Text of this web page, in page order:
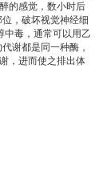
的感觉，数小时后
，破坏视觉神经细
中毒，通常可以用乙
谢都是同一种酶，
，进而使之排出体